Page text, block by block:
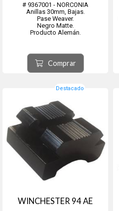
# 9367001 - NORCONIA
Anillas 30mm, Bajas.
Pase Weaver.
Negro Matte.
Producto Alemán.
Comprar
Destacado
WINCHESTER 94 AE